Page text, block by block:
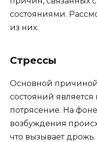
состояниями.
из них.
Стрессы
Основной причиной
состояний
потрясение. На
возбуждения
что вызывает